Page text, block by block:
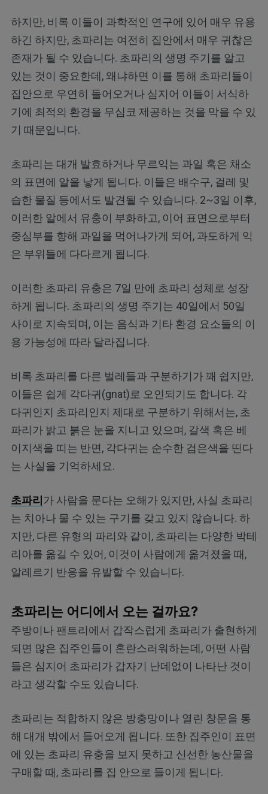
하지만, 비록 이들이 과학적인 연구에 있어 매우 유용
하긴 하지만, 초파리는 여전히 집안에서 매우 귀찮은
존재가 될 수 있습니다. 초파리의 생명 주기를 알고
있는 것이 중요한데, 왜냐하면 이를 통해 초파리들이
집안으로 우연히 들어오거나 심지어 이들이 서식하
기에 최적의 환경을 무심코 제공하는 것을 막을 수 있
기 때문입니다.
초파리는 대개 발효하거나 무르익는 과일 혹은 채소
의 표면에 알을 낳게 됩니다. 이들은 배수구, 걸레 및
습한 물질 등에서도 발견될 수 있습니다. 2~3일 이후,
이러한 알에서 유충이 부화하고, 이어 표면으로부터
중심부를 향해 과일을 먹어나가게 되어, 과도하게 익
은 부위들에 다다르게 됩니다.
이러한 초파리 유충은 7일 만에 초파리 성체로 성장
하게 됩니다. 초파리의 생명 주기는 40일에서 50일
사이로 지속되며, 이는 음식과 기타 환경 요소들의 이
용 가능성에 따라 달라집니다.
비록 초파리를 다른 벌레들과 구분하기가 꽤 쉽지만,
이들은 쉽게 각다귀(gnat)로 오인되기도 합니다. 각
다귀인지 초파리인지 제대로 구분하기 위해서는, 초
파리가 밝고 붉은 눈을 지니고 있으며, 갈색 혹은 베
이지색을 띠는 반면, 각다귀는 순수한 검은색을 띤다
는 사실을 기억하세요.
초파리 가 사람을 문다는 오해가 있지만, 사실 초파리
는 치아나 물 수 있는 구기를 갖고 있지 않습니다. 하
지만, 다른 유형의 파리와 같이, 초파리는 다양한 박테
리아를 옮길 수 있어, 이것이 사람에게 옮겨졌을 때,
알레르기 반응을 유발할 수 있습니다.
초파리는 어디에서 오는 걸까요?
주방이나 팬트리에서 갑작스럽게 초파리가 출현하게
되면 많은 집주인들이 혼란스러워하는데, 어떤 사람
들은 심지어 초파리가 갑자기 난데없이 나타난 것이
라고 생각할 수도 있습니다.
초파리는 적합하지 않은 방충망이나 열린 창문을 통
해 대개 밖에서 들어오게 됩니다. 또한 집주인이 표면
에 있는 초파리 유충을 보지 못하고 신선한 농산물을
구매할 때, 초파리를 집 안으로 들이게 됩니다.